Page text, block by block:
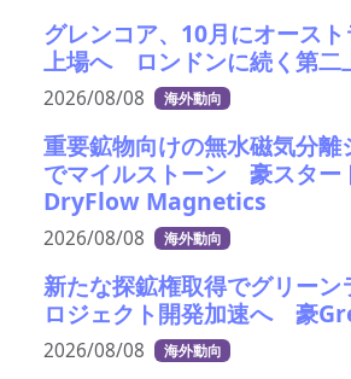
グレンコア、10月にオース
上場へ ロンドンに続く第二
2026/08/08 海外動向
重要鉱物向けの無水磁気分離
でマイルストーン 豪スター
DryFlow Magnetics
2026/08/08 海外動向
新たな探鉱権取得でグリーン
ロジェクト開発加速へ 豪
2026/08/08 海外動向